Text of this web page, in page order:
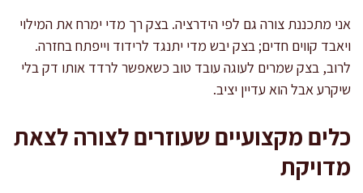
אני מתכננת צורה גם לפי הידרציה. בצק רך מדי ימרח את המילוי
ויאבד קווים חדים; בצק יבש מדי יתנגד לרידוד וייפתח בחזרה.
לרוב, בצק שמרים לעוגה עובד טוב כשאפשר לרדד אותו דק בלי
שיקרע אבל הוא עדיין יציב.
כלים מקצועיים שעוזרים לצורה לצאת
מדויקת